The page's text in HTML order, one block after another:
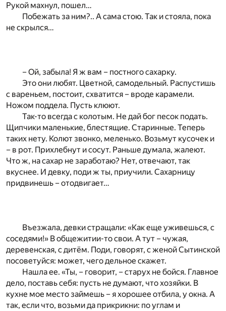
Рукой махнул, пошел…
Побежать за ним?.. А сама стою. Так и стояла, пока
не скрылся…
– Ой, забыла! Я ж вам – постного сахарку.
Это они любят. Цветной, самодельный. Распустишь
с вареньем, постоит, схватится – вроде карамели.
Ножом поддела. Пусть клюют.
Так-то всегда с колотым. Не дай бог песок подать.
Щипчики маленькие, блестящие. Старинные. Теперь
таких нету. Колют звонко, меленько. Возьмут кусочек и
– в рот. Прихлебнут и сосут. Раньше думала, жалеют.
Что ж, на сахар не заработаю? Нет, отвечают, так
вкуснее. И девку, поди ж ты, приучили. Сахарницу
придвинешь – отодвигает…
Въезжала, девки стращали: «Как еще уживешься, с
соседями!» В общежитии-то свои. А тут – чужая,
деревенская, с дитём. Поди, говорят, с женой Сытинской
посоветуйся: может, чего дельное скажет.
Нашла ее. «Ты, – говорит, – старух не бойся. Главное
дело, поставь себя: пусть не думают, что хозяйки. В
кухне мое место займешь – я хорошее отбила, у окна. А
так, если что, возьми да прикрикни: по углам и